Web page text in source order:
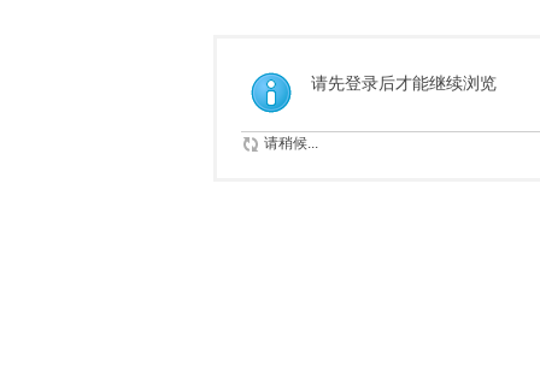
索
请先登录后才能继续浏览
请稍候...